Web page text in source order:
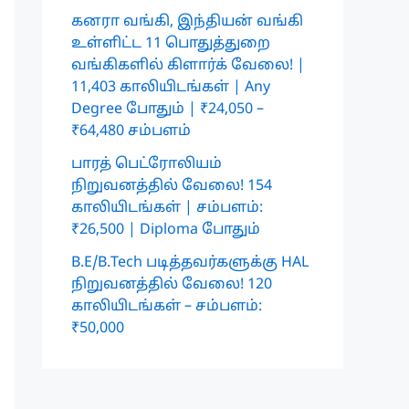
கனரா வங்கி, இந்தியன் வங்கி
உள்ளிட்ட 11 பொதுத்துறை
வங்கிகளில் கிளார்க் வேலை! |
11,403 காலியிடங்கள் | Any
Degree போதும் | ₹24,050 –
₹64,480 சம்பளம்
பாரத் பெட்ரோலியம்
நிறுவனத்தில் வேலை! 154
காலியிடங்கள் | சம்பளம்:
₹26,500 | Diploma போதும்
B.E/B.Tech படித்தவர்களுக்கு HAL
நிறுவனத்தில் வேலை! 120
காலியிடங்கள் – சம்பளம்:
₹50,000